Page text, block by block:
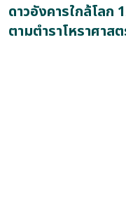
ดาวอังคารใกล้โลก
ตามตำราโหราศาส